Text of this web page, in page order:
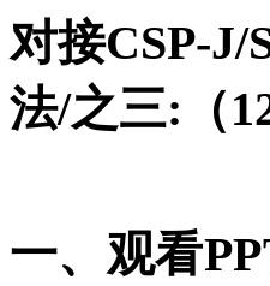
对接CSP-
法/之三:（
一、观看